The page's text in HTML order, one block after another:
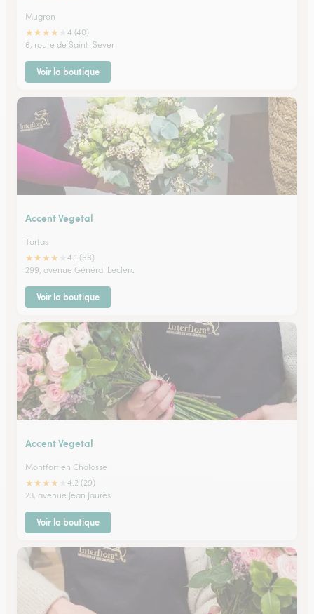
Mugron
★★★★
4 (40)
6, route de Saint-Sever
Voir la boutique
Accent Vegetal
Tartas
★★★★
4.1 (56)
299, avenue Général Leclerc
Voir la boutique
Accent Vegetal
Montfort en Chalosse
★★★★
4.2 (29)
23, avenue Jean Jaurès
Voir la boutique